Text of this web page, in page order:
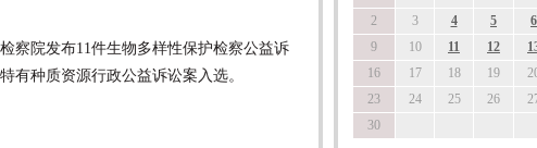
察院发布11件生物多样性保护检察公益诉
有种质资源行政公益诉讼案入选。